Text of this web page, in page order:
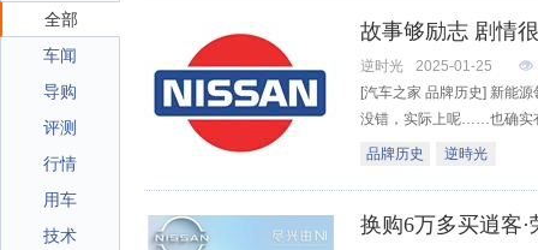
全部
车闻
导购
评测
行情
用车
技术
故事够励志 剧情
逆时光
2025-01-25
[汽车之家 品牌历史] 新能
没错，实际上呢……也确实
品牌历史 逆時光